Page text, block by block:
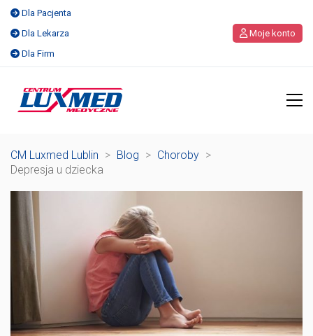
Dla Pacjenta
Dla Lekarza
Dla Firm
Moje konto
CM Luxmed Lublin > Blog > Choroby >
Depresja u dziecka